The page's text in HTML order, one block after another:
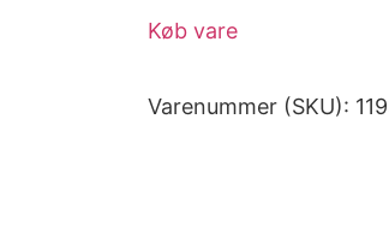
Køb vare
Varenummer (SKU):